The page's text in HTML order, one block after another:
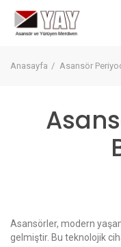
Anasayfa Asansör
Asansörler, modern
gelmiştir. Bu teknolojik